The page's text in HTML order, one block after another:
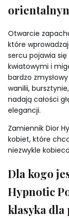
Otwarcie
które
sercu pojawia
kwiatowymi i
bardzo
wanilii,
nadają całości
elegancji.
Zamiennik Dior
kobiet, które
niezwykle
Dla kogo
Hypnotic
klasyka dla